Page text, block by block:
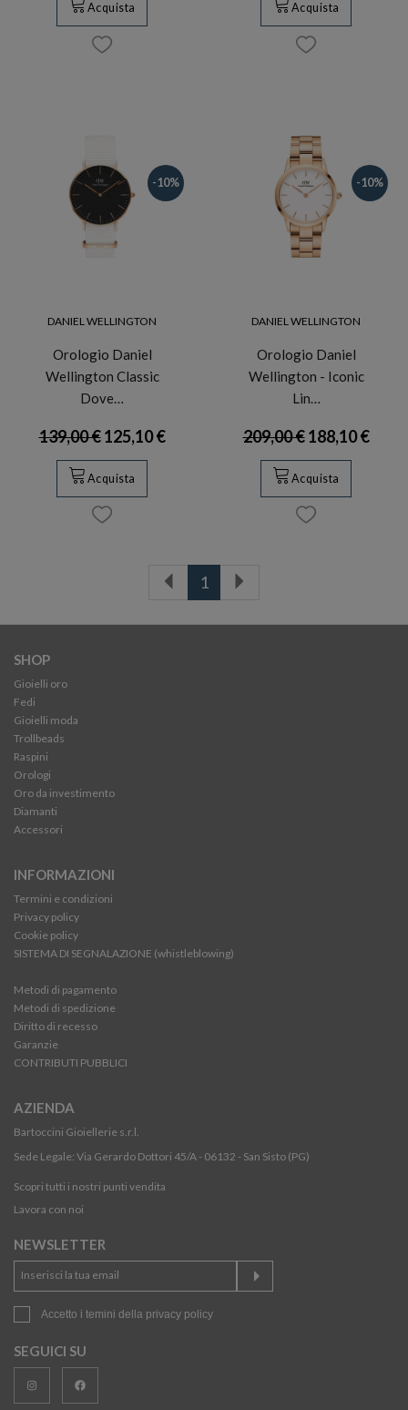
Acquista Acquista
-10%
DANIEL WELLINGTON
Orologio Daniel
Wellington Classic
Dove…
139,00 €125,10 €
Acquista
-10%
DANIEL WELLINGTON
Orologio Daniel
Wellington - Iconic
Lin…
209,00 €188,10 €
Acquista
1
SHOP
Gioielli oro
Fedi
Gioielli moda
Trollbeads
Raspini
Orologi
Oro da investimento
Diamanti
Accessori
INFORMAZIONI
Termini e condizioni
Privacy policy
Cookie policy
SISTEMA DI SEGNALAZIONE (whistleblowing)
Metodi di pagamento
Metodi di spedizione
Diritto di recesso
Garanzie
CONTRIBUTI PUBBLICI
AZIENDA
Bartoccini Gioiellerie s.r.l.
Sede Legale: Via Gerardo Dottori 45/A - 06132 - San Sisto (PG)
Scopri tutti i nostri punti vendita
Lavora con noi
NEWSLETTER
Accetto i temini della privacy policy
SEGUICI SU